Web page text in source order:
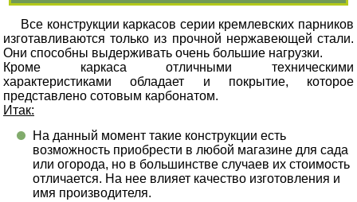
Все конструкции каркасов серии кремлевских парников
изготавливаются только из прочной нержавеющей стали.
Они способны выдерживать очень большие нагрузки.
Кроме каркаса отличными техническими
характеристиками обладает и покрытие, которое
представлено сотовым карбонатом.
Итак:
На данный момент такие конструкции есть
возможность приобрести в любой магазине для сада
или огорода, но в большинстве случаев их стоимость
отличается. На нее влияет качество изготовления и
имя производителя.